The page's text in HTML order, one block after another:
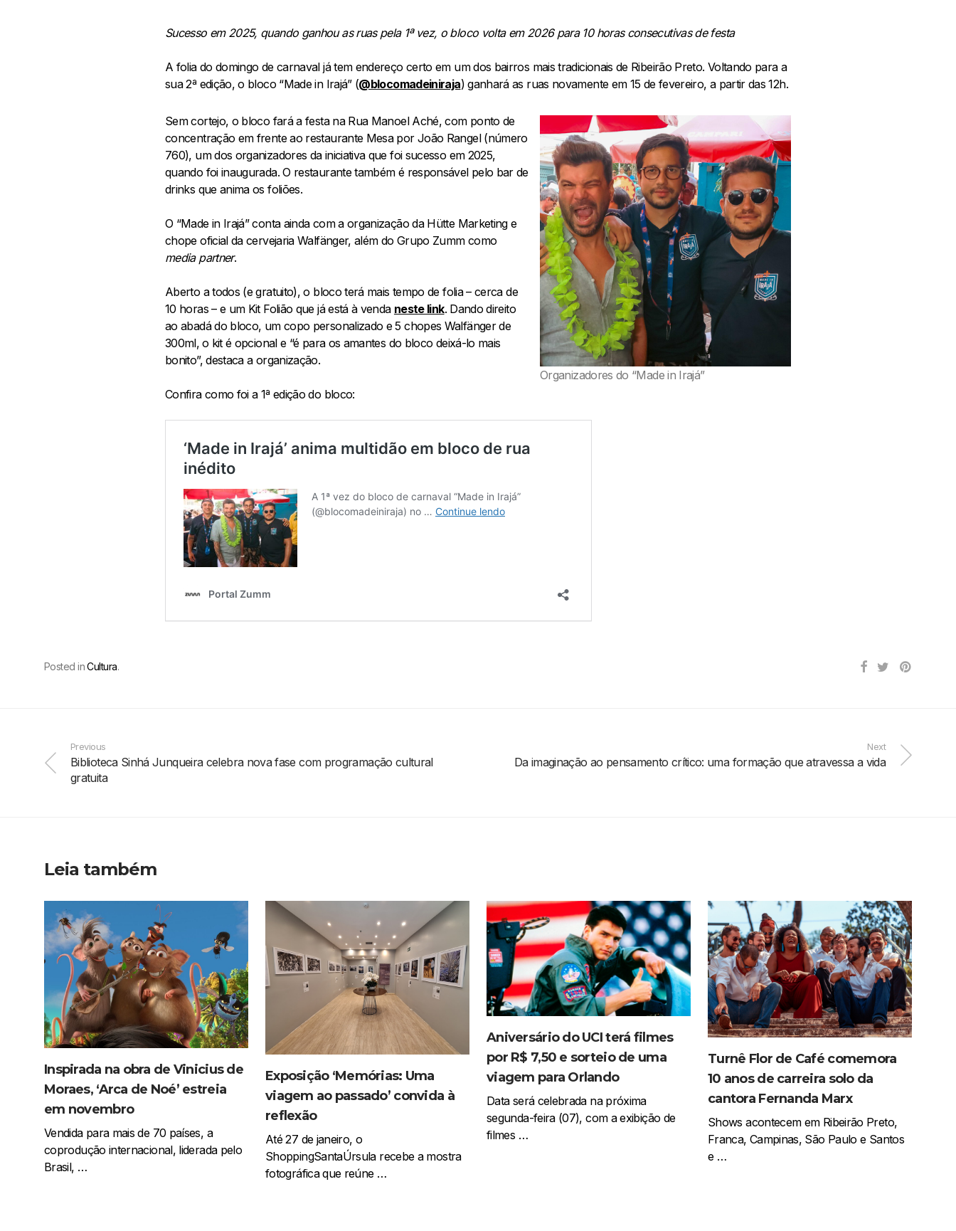
Sucesso em 2025, quando ganhou as ruas pela 1ª vez, o bloco volta em 2026 para 10 horas consecutivas de festa
A folia do domingo de carnaval já tem endereço certo em um dos bairros mais tradicionais de Ribeirão Preto. Voltando para a
sua 2ª edição, o bloco “Made in Irajá” (@blocomadeiniraja) ganhará as ruas novamente em 15 de fevereiro, a partir das 12h.
Organizadores do “Made in Irajá”
Sem cortejo, o bloco fará a festa na Rua Manoel Aché, com ponto de
concentração em frente ao restaurante Mesa por João Rangel (número
760), um dos organizadores da iniciativa que foi sucesso em 2025,
quando foi inaugurada. O restaurante também é responsável pelo bar de
drinks que anima os foliões.
O “Made in Irajá” conta ainda com a organização da Hütte Marketing e
chope oficial da cervejaria Walfänger, além do Grupo Zumm como
media partner.
Aberto a todos (e gratuito), o bloco terá mais tempo de folia – cerca de
10 horas – e um Kit Folião que já está à venda neste link. Dando direito
ao abadá do bloco, um copo personalizado e 5 chopes Walfänger de
300ml, ⁠o kit é opcional e “é para os amantes do bloco deixá-lo mais
bonito”, destaca a organização.
Confira como foi a 1ª edição do bloco:
Posted inCultura.
Previous
Biblioteca Sinhá Junqueira celebra nova fase com programação cultural
gratuita
Next
Da imaginação ao pensamento crítico: uma formação que atravessa a vida
Leia também
Inspirada na obra de Vinicius de
Moraes, ‘Arca de Noé’ estreia
em novembro
Vendida para mais de 70 países, a
coprodução internacional, liderada pelo
Brasil, …
Exposição ‘Memórias: Uma
viagem ao passado’ convida à
reflexão
Até 27 de janeiro, o
ShoppingSantaÚrsula recebe a mostra
fotográfica que reúne …
Aniversário do UCI terá filmes
por R$ 7,50 e sorteio de uma
viagem para Orlando
Data será celebrada na próxima
segunda-feira (07), com a exibição de
filmes …
Turnê Flor de Café comemora
10 anos de carreira solo da
cantora Fernanda Marx
Shows acontecem em Ribeirão Preto,
Franca, Campinas, São Paulo e Santos
e …